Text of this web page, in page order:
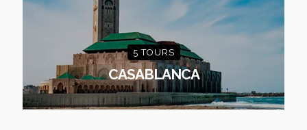
5 TOURS
CASABLANCA